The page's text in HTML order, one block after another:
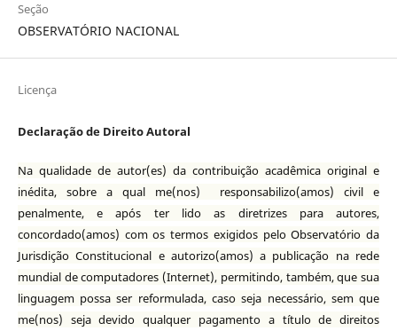
Seção
OBSERVATÓRIO NACIONAL
Licença
Declaração de Direito Autoral
Na qualidade de autor(es) da contribuição acadêmica original e
inédita, sobre a qual me(nos) responsabilizo(amos) civil e
penalmente, e após ter lido as diretrizes para autores,
concordado(amos) com os termos exigidos pelo Observatório da
Jurisdição Constitucional e autorizo(amos) a publicação na rede
mundial de computadores (Internet), permitindo, também, que sua
linguagem possa ser reformulada, caso seja necessário, sem que
me(nos) seja devido qualquer pagamento a título de direitos